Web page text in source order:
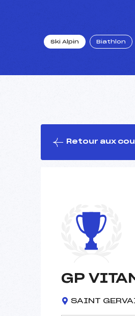
Ski Alpin Biathlon
Retour aux
GP
SAINT